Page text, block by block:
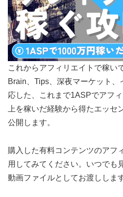
これからアフィリエイトで稼い
Brain、Tips、深夜マーケット
応した、これまで1ASPでアフ
上を稼いだ経験から得たエッセ
公開します。
購入した有料コンテンツのアフ
用してみてください。いつでも
動画ファイルとしてお渡しします